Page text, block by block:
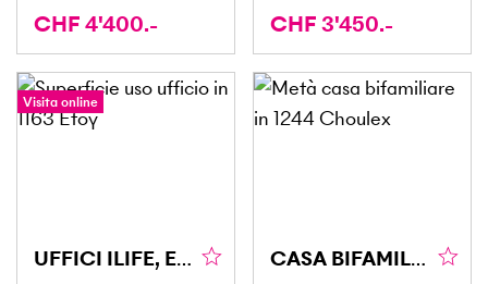
CHF 4'400.- CHF 3'450.-
Visita online
UFFICI ILIFE, EFFICIENZA E POSIZIONE PRIVILEGIATA
CASA BIFAMILIARE IN CAMPAGNA